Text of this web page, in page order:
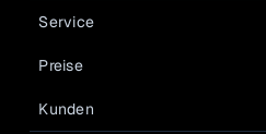
Service
Preise
Kunden